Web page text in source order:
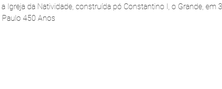
Igreja da Natividade, construída pó Constantino I, o Grande, em
Paulo 450 Anos